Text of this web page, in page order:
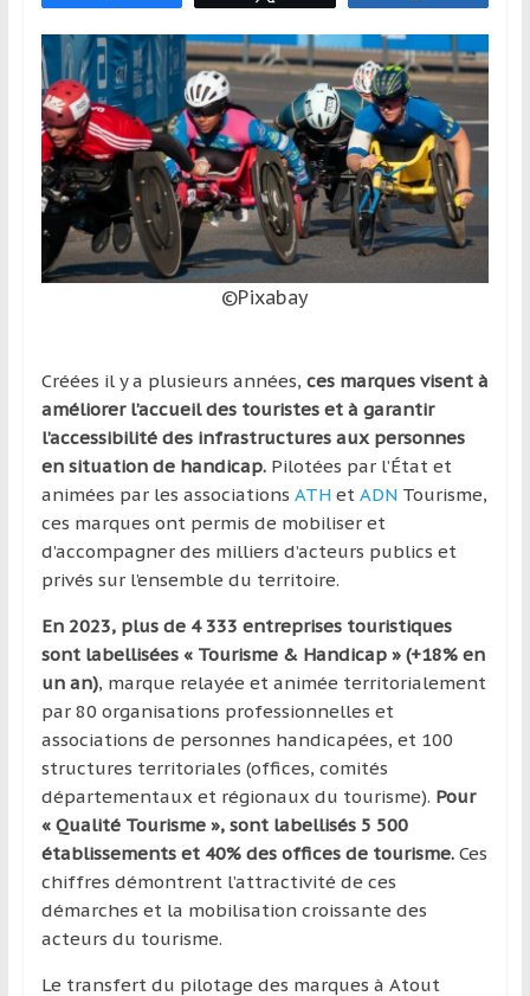
l’étranger
pour
assouvir
leur
passion,
tout
en
profitant
de
pays
d’une
région
©Pixabay
Créées il y a plusieurs années, ces marques visent à
améliorer l’accueil des touristes et à garantir
l’accessibilité des infrastructures aux personnes
en situation de handicap.Pilotées par l’État et
animées par les associations ATHet ADN Tourisme,
ces marques ont permis de mobiliser et
d’accompagner des milliers d’acteurs publics et
privés sur l’ensemble du territoire.
En 2023, plus de 4 333 entreprises touristiques
sont labellisées « Tourisme & Handicap » (+18% en
un an), marque relayée et animée territorialement
par 80 organisations professionnelles et
associations de personnes handicapées, et 100
structures territoriales (offices, comités
départementaux et régionaux du tourisme). Pour
« Qualité Tourisme », sont labellisés 5 500
établissements et 40% des offices de tourisme.Ces
chiffres démontrent l’attractivité de ces
démarches et la mobilisation croissante des
acteurs du tourisme.
Le transfert du pilotage des marques à Atout